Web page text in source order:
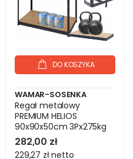
DO KOSZYKA
WAMAR-SOSENKA
Regał metalowy
PREMIUM HELIOS
90x90x50cm 3Px275kg
282,00 zł
229,27 złnetto